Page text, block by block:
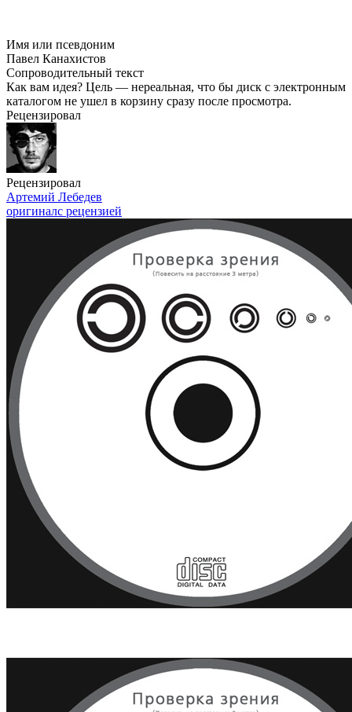
Имя или псевдоним
Павел Канахистов
Сопроводительный текст
Как вам идея? Цель — нереальная, что бы диск с электронным
каталогом не ушел в корзину сразу после просмотра.
Рецензировал
Рецензировал
Артемий Лебедев
оригиналс рецензией